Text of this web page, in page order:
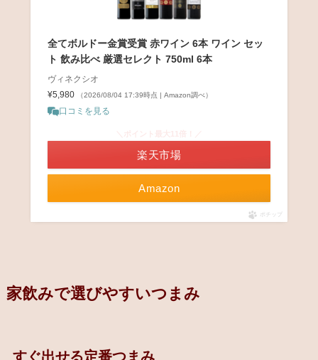
全てボルドー金賞受賞 赤ワイン 6本 ワイン セッ
ト 飲み比べ 厳選セレクト 750ml 6本
ヴィネクシオ
¥5,980
（2026/08/04 17:39時点 | Amazon調べ）
口コミを見る
Amazon
楽天市場
ポチップ
家飲みで選びやすいつまみ
すぐ出せる定番つまみ